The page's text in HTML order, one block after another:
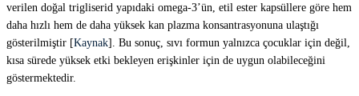
verilen doğal trigliserid yapıdaki omega-3’ün, etil ester kapsüllere göre hem
daha hızlı hem de daha yüksek kan plazma konsantrasyonuna ulaştığı
gösterilmiştir [Kaynak]. Bu sonuç, sıvı formun yalnızca çocuklar için değil,
kısa sürede yüksek etki bekleyen erişkinler için de uygun olabileceğini
göstermektedir.